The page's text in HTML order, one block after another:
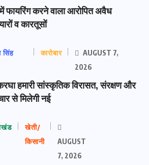
फायरिंग करने वाला आरोपित अवैध
व कारतूसों
कारोबार
AUGUST 7,
2026
हमारी सांस्कृतिक विरासत, संरक्षण और
से मिलेगी नई
खेती/
किसानी
AUGUST
7, 2026